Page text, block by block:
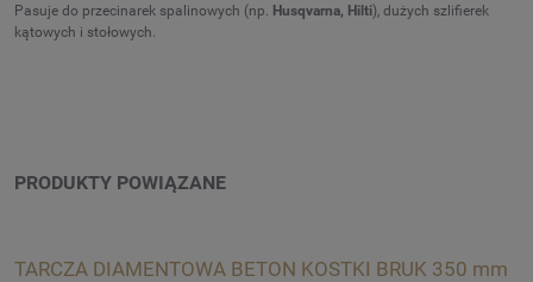
Pasuje do przecinarek spalinowych (np. Husqvarna, Hilti), dużych szlifierek
kątowych i stołowych.
PRODUKTY POWIĄZANE
TARCZA DIAMENTOWA BETON KOSTKI BRUK 350 mm